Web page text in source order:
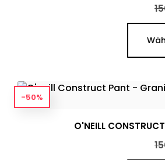
O'NEILL
-50%